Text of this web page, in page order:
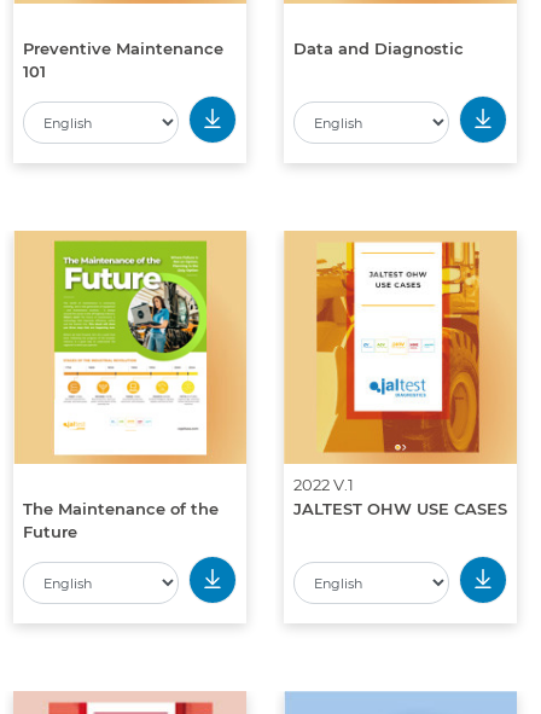
Preventive Maintenance
101
Data and Diagnostic
The Maintenance of the
Future
2022 V.1
JALTEST OHW USE CASES